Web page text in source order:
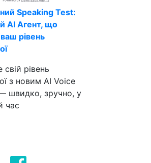
Speaking Test:
AI Агент, що
рівень
свій рівень
з новим AI Voice
швидко, зручно, у
час